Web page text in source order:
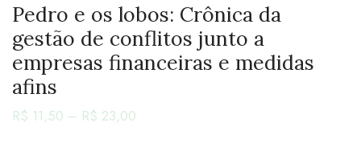
Pedro e os lobos: Crônica da
gestão de conflitos junto a
empresas financeiras e medidas
afins
R$ 11,50 – R$ 23,00